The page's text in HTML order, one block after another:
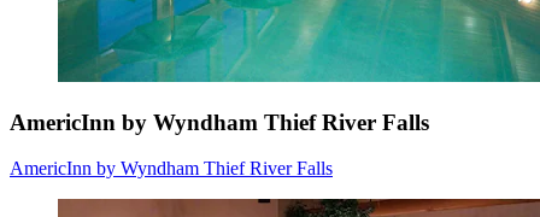
AmericInn by Wyndham Thief River Falls
AmericInn by Wyndham Thief River Falls